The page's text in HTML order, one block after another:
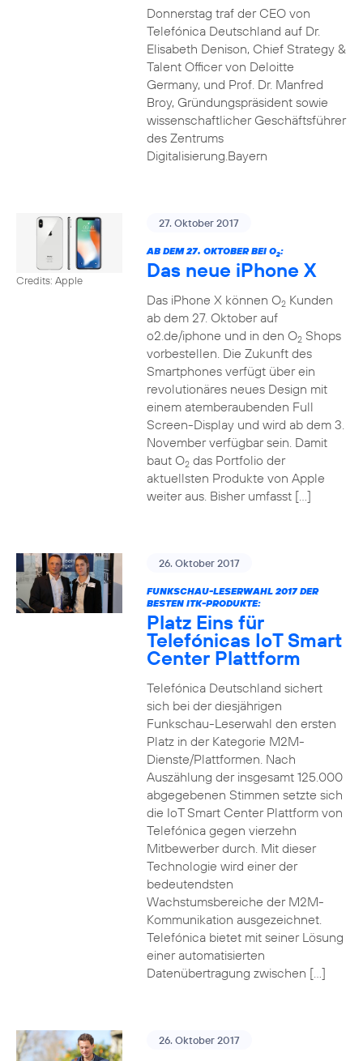
Donnerstag traf der CEO von
Telefónica Deutschland auf Dr.
Elisabeth Denison, Chief Strategy &
Talent Officer von Deloitte
Germany, und Prof. Dr. Manfred
Broy, Gründungspräsident sowie
wissenschaftlicher Geschäftsführer
des Zentrums
Digitalisierung.Bayern
Credits: Apple
27. Oktober 2017
AB DEM 27. OKTOBER BEI O2:
Das neue iPhone X
Das iPhone X können O2Kunden
ab dem 27. Oktober auf
o2.de/iphone und in den O2Shops
vorbestellen. Die Zukunft des
Smartphones verfügt über ein
revolutionäres neues Design mit
einem atemberaubenden Full
Screen-Display und wird ab dem 3.
November verfügbar sein. Damit
baut O2das Portfolio der
aktuellsten Produkte von Apple
weiter aus. Bisher umfasst […]
26. Oktober 2017
FUNKSCHAU-LESERWAHL 2017 DER
BESTEN ITK-PRODUKTE:
Platz Eins für
Telefónicas IoT Smart
Center Plattform
Telefónica Deutschland sichert
sich bei der diesjährigen
Funkschau-Leserwahl den ersten
Platz in der Kategorie M2M-
Dienste/Plattformen. Nach
Auszählung der insgesamt 125.000
abgegebenen Stimmen setzte sich
die IoT Smart Center Plattform von
Telefónica gegen vierzehn
Mitbewerber durch. Mit dieser
Technologie wird einer der
bedeutendsten
Wachstumsbereiche der M2M-
Kommunikation ausgezeichnet.
Telefónica bietet mit seiner Lösung
einer automatisierten
Datenübertragung zwischen […]
26. Oktober 2017